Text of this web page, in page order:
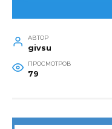
АВТОР
givsu
ПРОСМОТРОВ
79